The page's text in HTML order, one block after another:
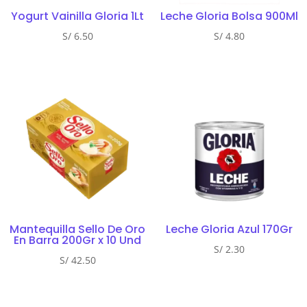
Yogurt Vainilla Gloria 1Lt
S/6.50
Leche Gloria Bolsa 900Ml
S/ 4.80
Mantequilla Sello De Oro
En Barra 200Gr x 10 Und
S/42.50
Leche Gloria Azul 170Gr
S/ 2.30